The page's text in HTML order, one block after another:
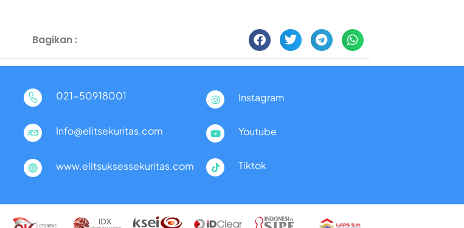
Bagikan :
021-50918001
Info@elitsekuritas.com
www.elitsuksessekuritas.com
Instagram
Youtube
Tiktok